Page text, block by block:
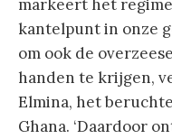
markeert het
kantelpunt in onze
om ook de
handen te krijgen,
Elmina, het
Ghana. ‘Daardoor